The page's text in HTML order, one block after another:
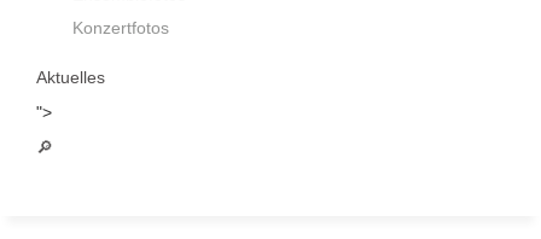
Konzertfotos
Aktuelles
">
🔎